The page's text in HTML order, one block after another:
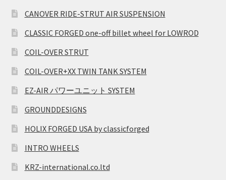
CANOVER RIDE-STRUT AIR SUSPENSION
CLASSIC FORGED one-off billet wheel for LOWROD
COIL-OVER STRUT
COIL-OVER+XX TWIN TANK SYSTEM
EZ-AIR パワーユニット SYSTEM
GROUNDDESIGNS
HOLIX FORGED USA by classicforged
INTRO WHEELS
KRZ-international.co.ltd